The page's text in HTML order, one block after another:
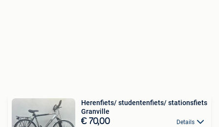
Herenfiets/ studentenfiets/ stationsfiets
Granville
€ 70,00 Details